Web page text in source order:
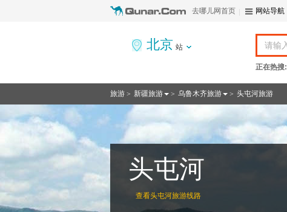
去哪儿网首页 网站导航
北京 站
正在热搜:
旅游 > 新疆旅游 > 乌鲁木齐旅游 > 头屯河旅游
头屯河
查看头屯河旅游线路